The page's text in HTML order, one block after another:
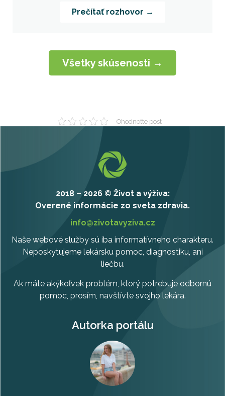
Prečítať rozhovor →
Všetky skúsenosti →
Ohodnoťte post
2018 – 2026 © Život a výživa:
Overené informácie zo sveta zdravia.
info@zivotavyziva.cz
Naše webové služby sú iba informatívneho charakteru.
Neposkytujeme lekársku pomoc, diagnostiku, ani
liečbu.
Ak máte akýkoľvek problém, ktorý potrebuje odbornú
pomoc, prosím, navštívte svojho lekára.
Autorka portálu